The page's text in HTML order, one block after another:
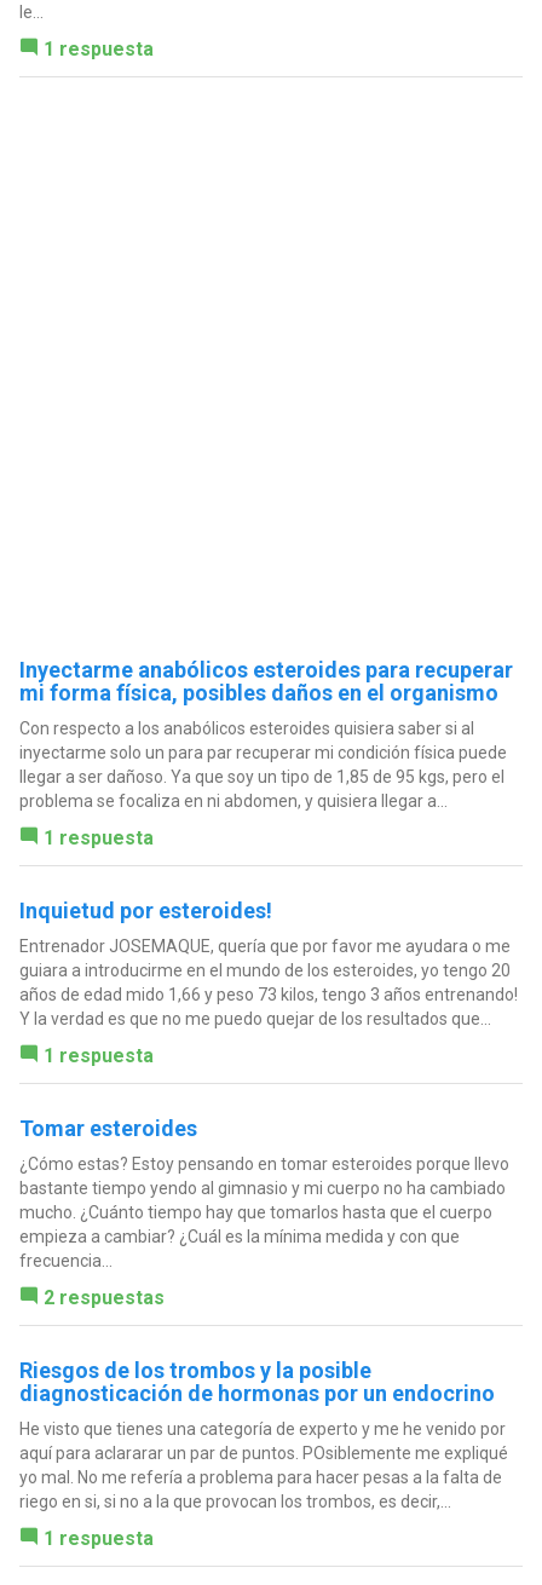
le...
1 respuesta
Inyectarme anabólicos esteroides para recuperar
mi forma física, posibles daños en el organismo
Con respecto a los anabólicos esteroides quisiera saber si al
inyectarme solo un para par recuperar mi condición física puede
llegar a ser dañoso. Ya que soy un tipo de 1,85 de 95 kgs, pero el
problema se focaliza en ni abdomen, y quisiera llegar a...
1 respuesta
Inquietud por esteroides!
Entrenador JOSEMAQUE, quería que por favor me ayudara o me
guiara a introducirme en el mundo de los esteroides, yo tengo 20
años de edad mido 1,66 y peso 73 kilos, tengo 3 años entrenando!
Y la verdad es que no me puedo quejar de los resultados que...
1 respuesta
Tomar esteroides
¿Cómo estas? Estoy pensando en tomar esteroides porque llevo
bastante tiempo yendo al gimnasio y mi cuerpo no ha cambiado
mucho. ¿Cuánto tiempo hay que tomarlos hasta que el cuerpo
empieza a cambiar? ¿Cuál es la mínima medida y con que
frecuencia...
2 respuestas
Riesgos de los trombos y la posible
diagnosticación de hormonas por un endocrino
He visto que tienes una categoría de experto y me he venido por
aquí para aclararar un par de puntos. POsiblemente me expliqué
yo mal. No me refería a problema para hacer pesas a la falta de
riego en si, si no a la que provocan los trombos, es decir,...
1 respuesta